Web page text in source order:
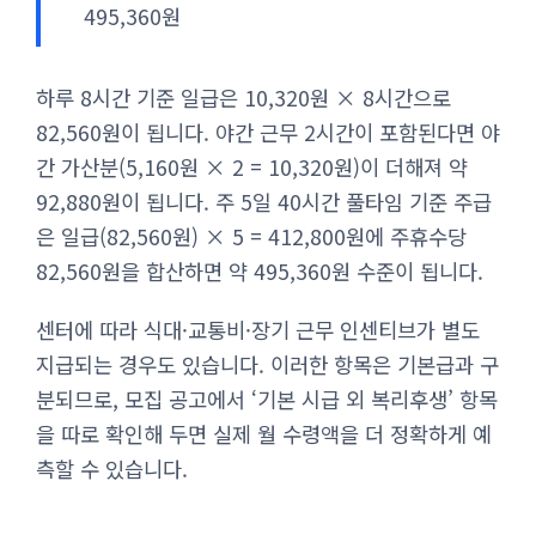
495,360원
하루 8시간 기준 일급은 10,320원 × 8시간으로
82,560원이 됩니다. 야간 근무 2시간이 포함된다면 야
간 가산분(5,160원 × 2 = 10,320원)이 더해져 약
92,880원이 됩니다. 주 5일 40시간 풀타임 기준 주급
은 일급(82,560원) × 5 = 412,800원에 주휴수당
82,560원을 합산하면 약 495,360원 수준이 됩니다.
센터에 따라 식대·교통비·장기 근무 인센티브가 별도
지급되는 경우도 있습니다. 이러한 항목은 기본급과 구
분되므로, 모집 공고에서 ‘기본 시급 외 복리후생’ 항목
을 따로 확인해 두면 실제 월 수령액을 더 정확하게 예
측할 수 있습니다.